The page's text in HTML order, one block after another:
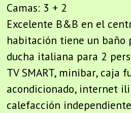
Camas: 3 + 2
Excelente B&B en el
habitación tiene un baño
ducha italiana para 2
TV SMART, minibar, caja
acondicionado, internet
calefacción